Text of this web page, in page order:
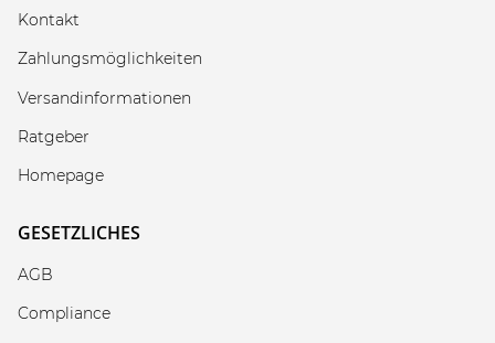
Kontakt
Zahlungsmöglichkeiten
Versandinformationen
Ratgeber
Homepage
GESETZLICHES
AGB
Compliance